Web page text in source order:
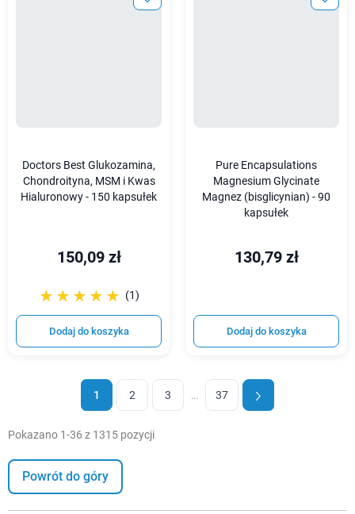
Doctors Best Glukozamina,
Chondroityna, MSM i Kwas
Hialuronowy - 150 kapsułek
150,09 zł
☆☆☆☆☆
★★★★★ (1)
Dodaj do koszyka
Pure Encapsulations
Magnesium Glycinate
Magnez (bisglicynian) - 90
kapsułek
130,79 zł
Dodaj do koszyka
1 2 3 … 37
Pokazano 1-36 z 1315 pozycji
Powrót do góry